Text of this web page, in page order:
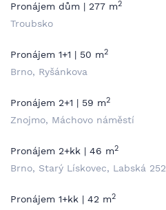
Pronájem dům | 277 m2
Troubsko
Pronájem 1+1 | 50 m2
Brno, Ryšánkova
Pronájem 2+1 | 59 m2
Znojmo, Máchovo náměstí
Pronájem 2+kk | 46 m2
Brno, Starý Lískovec, Labská 252
Pronájem 1+kk | 42 m2